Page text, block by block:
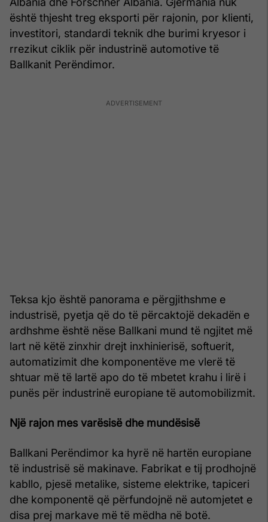
është thjesht treg eksporti për rajonin, por klienti,
investitori, standardi teknik dhe burimi kryesor i
rrezikut ciklik për industrinë automotive të
Ballkanit Perëndimor.
Teksa kjo është panorama e përgjithshme e
industrisë, pyetja që do të përcaktojë dekadën e
ardhshme është nëse Ballkani mund të ngjitet më
lart në këtë zinxhir drejt inxhinierisë, softuerit,
automatizimit dhe komponentëve me vlerë të
shtuar më të lartë apo do të mbetet krahu i lirë i
punës për industrinë europiane të automobilizmit.
Një rajon mes varësisë dhe mundësisë
Ballkani Perëndimor ka hyrë në hartën europiane
të industrisë së makinave. Fabrikat e tij prodhojnë
kabllo, pjesë metalike, sisteme elektrike, tapiceri
dhe komponentë që përfundojnë në automjetet e
disa prej markave më të mëdha në botë.